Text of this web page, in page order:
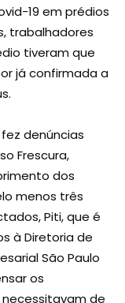
19 em prédios
trabalhadores
tiveram que
já confirmada a
denúncias
Frescura,
dos
menos três
Piti, que é
à Diretoria de
São Paulo
os
de